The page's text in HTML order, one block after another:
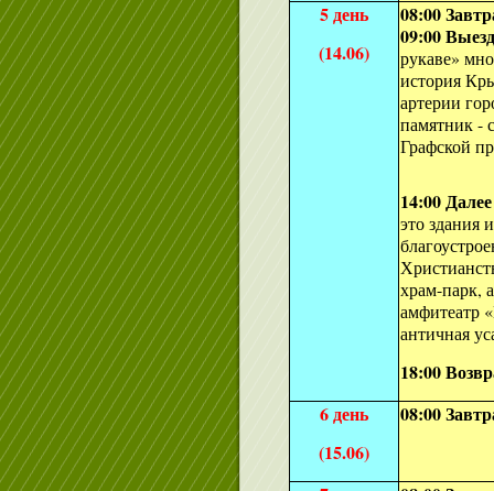
5 день
(14.06)
08:00
09:00
рукаве»
история
артерии
памятник -
Графской
14:00
это здания
храм-парк,
амфитеатр
античная
18:00
6 день
(15.06)
08:00